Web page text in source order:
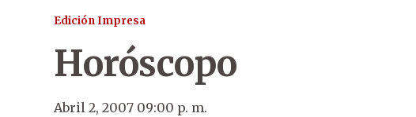
Edición Impresa
Horóscopo
Abril 2, 2007 09:00 p. m.